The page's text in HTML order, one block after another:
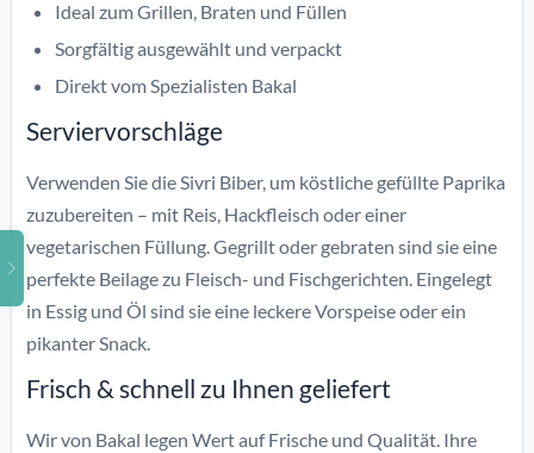
Ideal zum Grillen, Braten und Füllen
Sorgfältig ausgewählt und verpackt
Direkt vom Spezialisten Bakal
Serviervorschläge
Verwenden Sie die Sivri Biber, um köstliche gefüllte Paprika
zuzubereiten – mit Reis, Hackfleisch oder einer
vegetarischen Füllung. Gegrillt oder gebraten sind sie eine
perfekte Beilage zu Fleisch- und Fischgerichten. Eingelegt
in Essig und Öl sind sie eine leckere Vorspeise oder ein
pikanter Snack.
Frisch & schnell zu Ihnen geliefert
Wir von Bakal legen Wert auf Frische und Qualität. Ihre